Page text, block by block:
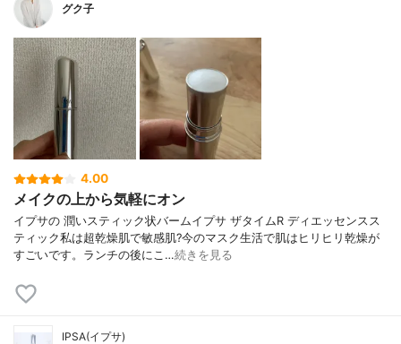
グク子
4.00
メイクの上から気軽にオン
イプサの 潤いスティック状バームイプサ ザタイムR ディエッセンスス
ティック私は超乾燥肌で敏感肌?今のマスク生活で肌はヒリヒリ乾燥が
すごいです。ランチの後にこ…続きを見る
IPSA(イプサ)